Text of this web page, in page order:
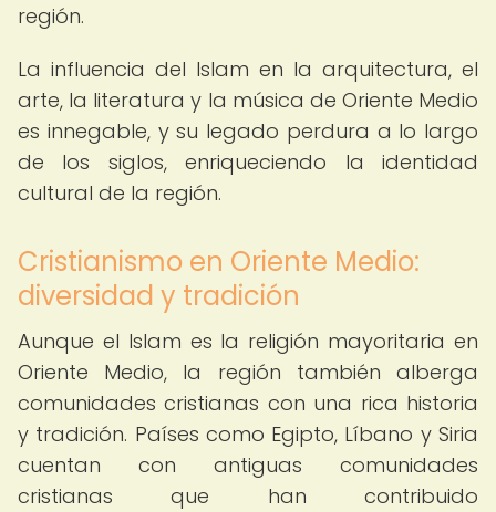
región.
La influencia del Islam en la arquitectura, el
arte, la literatura y la música de Oriente Medio
es innegable, y su legado perdura a lo largo
de los siglos, enriqueciendo la identidad
cultural de la región.
Cristianismo en Oriente Medio:
diversidad y tradición
Aunque el Islam es la religión mayoritaria en
Oriente Medio, la región también alberga
comunidades cristianas con una rica historia
y tradición. Países como Egipto, Líbano y Siria
cuentan con antiguas comunidades
cristianas que han contribuido